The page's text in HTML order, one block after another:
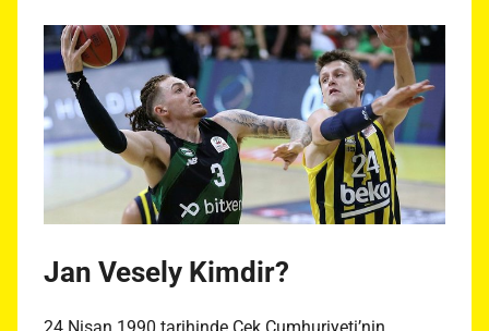
Jan Vesely Kimdir?